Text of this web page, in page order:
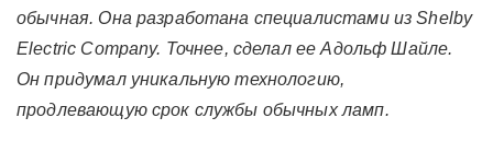
обычная. Она разработана специалистами из Shelby
Electric Company. Точнее, сделал ее Адольф Шайле.
Он придумал уникальную технологию,
продлевающую срок службы обычных ламп.